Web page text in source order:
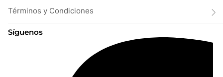
Términos y Condiciones
Síguenos